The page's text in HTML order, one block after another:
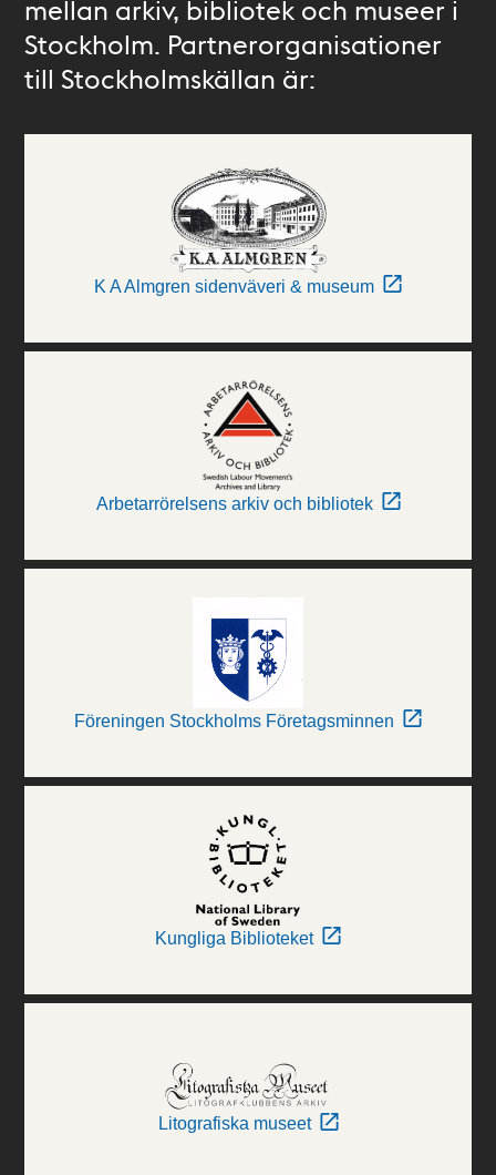
mellan arkiv, bibliotek och museer i
Stockholm. Partnerorganisationer
till Stockholmskällan är:
K A Almgren sidenväveri & museum
Arbetarrörelsens arkiv och bibliotek
Föreningen Stockholms Företagsminnen
Kungliga Biblioteket
Litografiska museet